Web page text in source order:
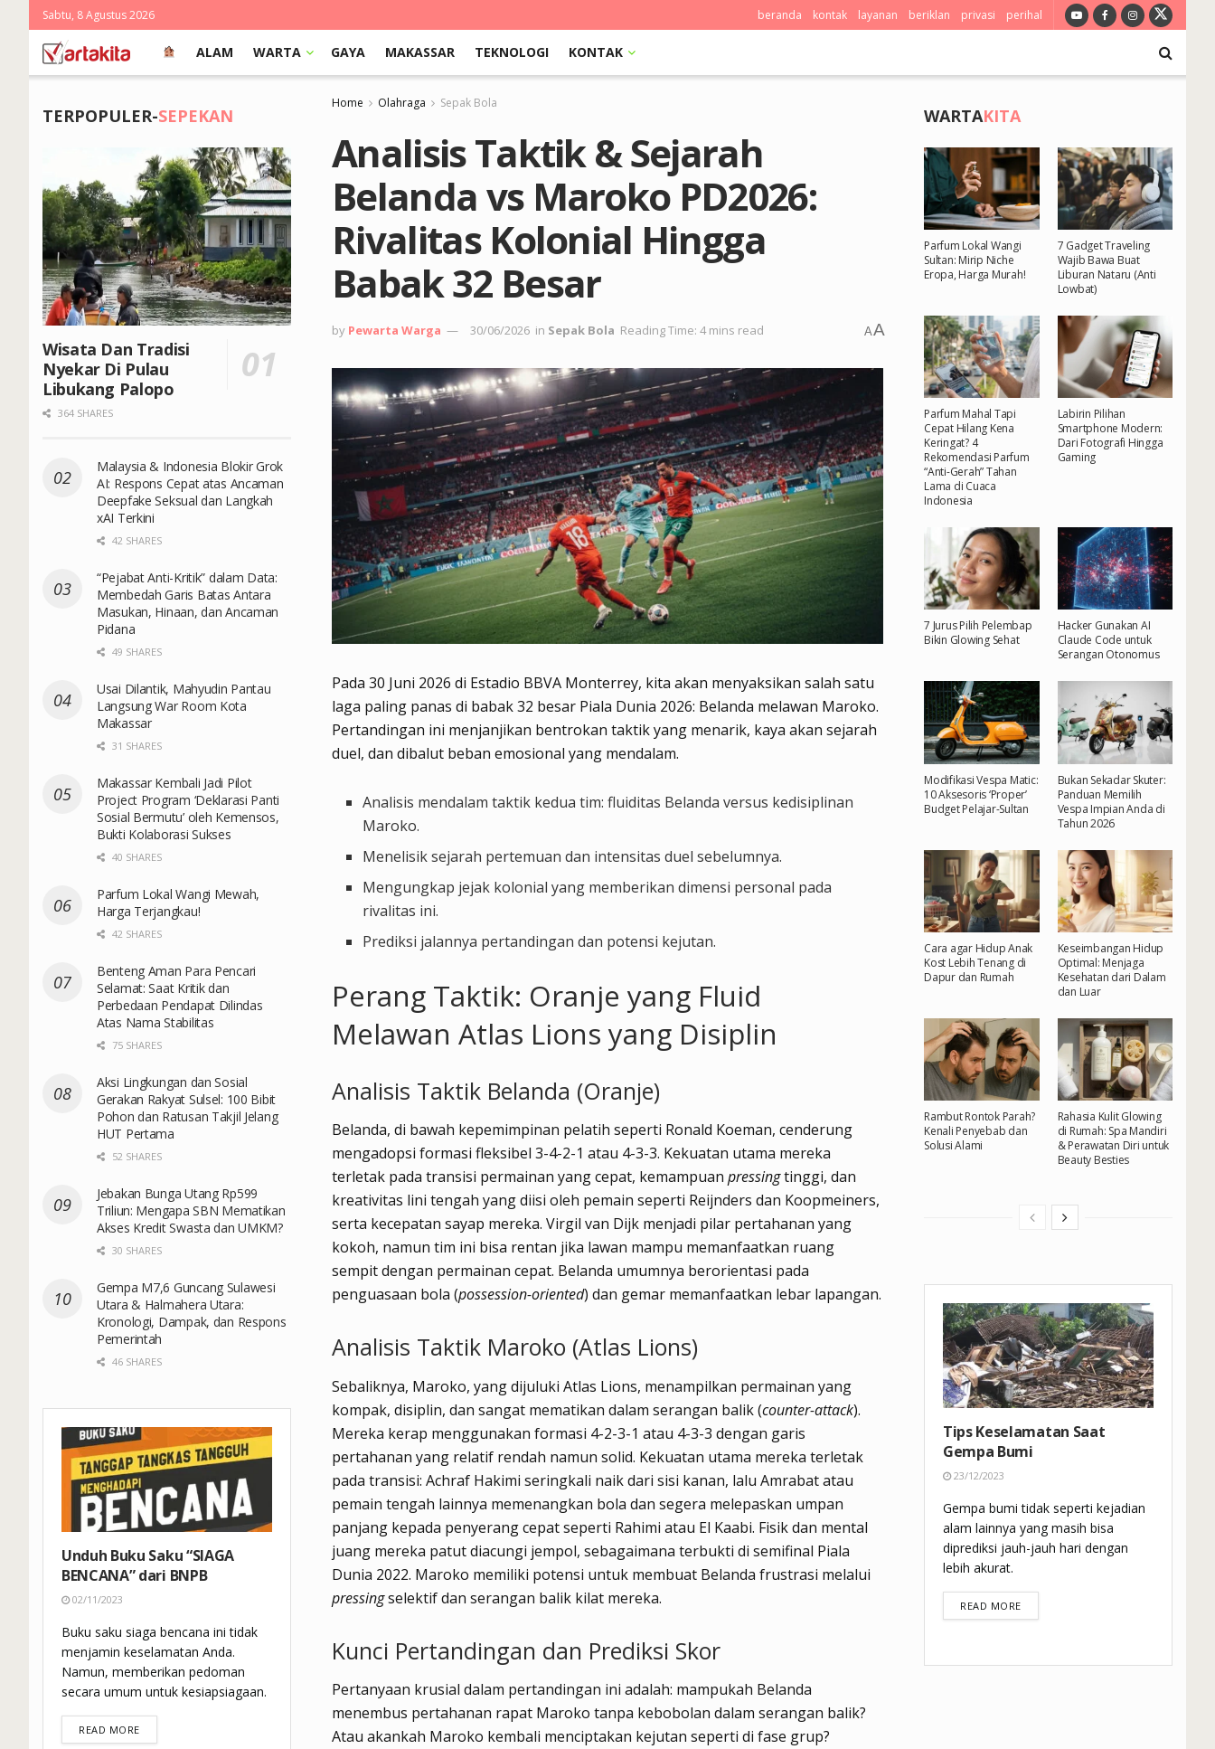
Sabtu, 8 Agustus 2026 beranda kontak layanan beriklan privasi perihal
ALAM WARTA GAYA MAKASSAR TEKNOLOGI KONTAK
Home Olahraga Sepak Bola
Analisis Taktik & Sejarah
Belanda vs Maroko PD2026:
Rivalitas Kolonial Hingga
Babak 32 Besar
by Pewarta Warga 30/06/2026 in Sepak Bola Reading Time: 4 mins read AA
Pada 30 Juni 2026 di Estadio BBVA Monterrey, kita akan menyaksikan salah satu
laga paling panas di babak 32 besar Piala Dunia 2026: Belanda melawan Maroko.
Pertandingan ini menjanjikan bentrokan taktik yang menarik, kaya akan sejarah
duel, dan dibalut beban emosional yang mendalam.
Analisis mendalam taktik kedua tim: fluiditas Belanda versus kedisiplinan
Maroko.
Menelisik sejarah pertemuan dan intensitas duel sebelumnya.
Mengungkap jejak kolonial yang memberikan dimensi personal pada
rivalitas ini.
Prediksi jalannya pertandingan dan potensi kejutan.
Perang Taktik: Oranje yang Fluid
Melawan Atlas Lions yang Disiplin
Analisis Taktik Belanda (Oranje)
Belanda, di bawah kepemimpinan pelatih seperti Ronald Koeman, cenderung
mengadopsi formasi fleksibel 3-4-2-1 atau 4-3-3. Kekuatan utama mereka
terletak pada transisi permainan yang cepat, kemampuan pressingtinggi, dan
kreativitas lini tengah yang diisi oleh pemain seperti Reijnders dan Koopmeiners,
serta kecepatan sayap mereka. Virgil van Dijk menjadi pilar pertahanan yang
kokoh, namun tim ini bisa rentan jika lawan mampu memanfaatkan ruang
sempit dengan permainan cepat. Belanda umumnya berorientasi pada
penguasaan bola (possession-oriented) dan gemar memanfaatkan lebar lapangan.
Analisis Taktik Maroko (Atlas Lions)
Sebaliknya, Maroko, yang dijuluki Atlas Lions, menampilkan permainan yang
kompak, disiplin, dan sangat mematikan dalam serangan balik (counter-attack).
Mereka kerap menggunakan formasi 4-2-3-1 atau 4-3-3 dengan garis
pertahanan yang relatif rendah namun solid. Kekuatan utama mereka terletak
pada transisi: Achraf Hakimi seringkali naik dari sisi kanan, lalu Amrabat atau
pemain tengah lainnya memenangkan bola dan segera melepaskan umpan
panjang kepada penyerang cepat seperti Rahimi atau El Kaabi. Fisik dan mental
juang mereka patut diacungi jempol, sebagaimana terbukti di semifinal Piala
Dunia 2022. Maroko memiliki potensi untuk membuat Belanda frustrasi melalui
pressingselektif dan serangan balik kilat mereka.
Kunci Pertandingan dan Prediksi Skor
Pertanyaan krusial dalam pertandingan ini adalah: mampukah Belanda
menembus pertahanan rapat Maroko tanpa kebobolan dalam serangan balik?
Atau akankah Maroko kembali menciptakan kejutan seperti di fase grup?
TERPOPULER-SEPEKAN
Wisata Dan Tradisi
Nyekar Di Pulau
Libukang Palopo
364 SHARES
Malaysia & Indonesia Blokir Grok
AI: Respons Cepat atas Ancaman
Deepfake Seksual dan Langkah
xAI Terkini
42 SHARES
“Pejabat Anti-Kritik” dalam Data:
Membedah Garis Batas Antara
Masukan, Hinaan, dan Ancaman
Pidana
49 SHARES
Usai Dilantik, Mahyudin Pantau
Langsung War Room Kota
Makassar
31 SHARES
Makassar Kembali Jadi Pilot
Project Program ‘Deklarasi Panti
Sosial Bermutu’ oleh Kemensos,
Bukti Kolaborasi Sukses
40 SHARES
Parfum Lokal Wangi Mewah,
Harga Terjangkau!
42 SHARES
Benteng Aman Para Pencari
Selamat: Saat Kritik dan
Perbedaan Pendapat Dilindas
Atas Nama Stabilitas
75 SHARES
Aksi Lingkungan dan Sosial
Gerakan Rakyat Sulsel: 100 Bibit
Pohon dan Ratusan Takjil Jelang
HUT Pertama
52 SHARES
Jebakan Bunga Utang Rp599
Triliun: Mengapa SBN Mematikan
Akses Kredit Swasta dan UMKM?
30 SHARES
Gempa M7,6 Guncang Sulawesi
Utara & Halmahera Utara:
Kronologi, Dampak, dan Respons
Pemerintah
46 SHARES
Unduh Buku Saku “SIAGA
BENCANA” dari BNPB
02/11/2023
Buku saku siaga bencana ini tidak
menjamin keselamatan Anda.
Namun, memberikan pedoman
secara umum untuk kesiapsiagaan.
READ MOREDETAILS
WARTAKITA
Parfum Lokal Wangi
Sultan: Mirip Niche
Eropa, Harga Murah!
7 Gadget Traveling
Wajib Bawa Buat
Liburan Nataru (Anti
Lowbat)
Parfum Mahal Tapi
Cepat Hilang Kena
Keringat? 4
Rekomendasi Parfum
“Anti-Gerah” Tahan
Lama di Cuaca
Indonesia
Labirin Pilihan
Smartphone Modern:
Dari Fotografi Hingga
Gaming
7 Jurus Pilih Pelembap
Bikin Glowing Sehat
Hacker Gunakan AI
Claude Code untuk
Serangan Otonomus
Modifikasi Vespa Matic:
10 Aksesoris ‘Proper’
Budget Pelajar-Sultan
Bukan Sekadar Skuter:
Panduan Memilih
Vespa Impian Anda di
Tahun 2026
Cara agar Hidup Anak
Kost Lebih Tenang di
Dapur dan Rumah
Keseimbangan Hidup
Optimal: Menjaga
Kesehatan dari Dalam
dan Luar
Rambut Rontok Parah?
Kenali Penyebab dan
Solusi Alami
Rahasia Kulit Glowing
di Rumah: Spa Mandiri
& Perawatan Diri untuk
Beauty Besties
Tips Keselamatan Saat
Gempa Bumi
23/12/2023
Gempa bumi tidak seperti kejadian
alam lainnya yang masih bisa
diprediksi jauh-jauh hari dengan
lebih akurat.
READ MOREDETAILS